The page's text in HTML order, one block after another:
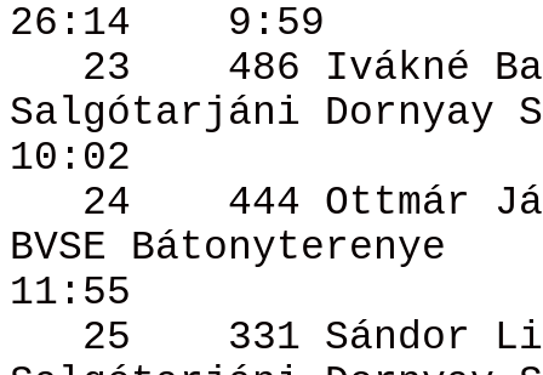
26:14
9:59
23
486 Ivákné
Salgótarjáni Dornyay
10:02
24
444 Ottmár
BVSE Bátonyterenye
11:55
25
331 Sándor